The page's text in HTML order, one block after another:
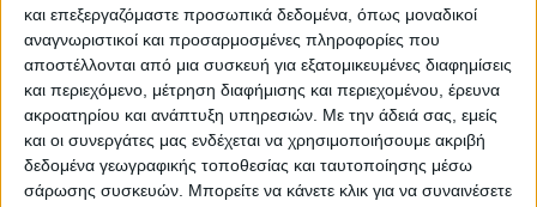
και επεξεργαζόμαστε προσωπικά δεδομένα, όπως μοναδικοί
αναγνωριστικοί και προσαρμοσμένες πληροφορίες που
αποστέλλονται από μια συσκευή για εξατομικευμένες διαφημίσεις
και περιεχόμενο, μέτρηση διαφήμισης και περιεχομένου, έρευνα
ακροατηρίου και ανάπτυξη υπηρεσιών. Με την άδειά σας, εμείς
και οι συνεργάτες μας ενδέχεται να χρησιμοποιήσουμε ακριβή
δεδομένα γεωγραφικής τοποθεσίας και ταυτοποίησης μέσω
σάρωσης συσκευών. Μπορείτε να κάνετε κλικ για να συναινέσετε